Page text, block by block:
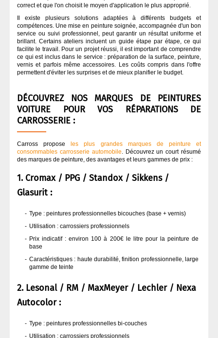
correct et que l'on choisit le moyen d'application le plus approprié.
Il existe plusieurs solutions adaptées à différents budgets et
compétences. Une mise en peinture soignée, accompagnée d'un bon
service ou suivi professionnel, peut garantir un résultat uniforme et
brillant. Certains ateliers incluent un guide étape par étape, ce qui
facilite le travail. Pour un projet réussi, il est important de comprendre
ce qui est inclus dans le service : préparation de la surface, peinture,
vernis et parfois même accessoires. Les coûts compris dans l'offre
permettent d'éviter les surprises et de mieux planifier le budget.
DÉCOUVREZ NOS MARQUES DE PEINTURES
VOITURE POUR VOS RÉPARATIONS DE
CARROSSERIE :
Carross propose
les plus grandes marques de peinture et
consommables carrosserie automobile. Découvrez un court résumé
des marques de peinture, des avantages et leurs gammes de prix :
1. Cromax / PPG / Standox / Sikkens /
Glasurit :
Type : peintures professionnelles bicouches (base + vernis)
Utilisation : carrossiers professionnels
Prix indicatif : environ 100 à 200€ le litre pour la peinture de
base
Caractéristiques : haute durabilité, finition professionnelle, large
gamme de teinte
2. Lesonal / RM / MaxMeyer / Lechler / Nexa
Autocolor :
Type : peintures professionnelles bi-couches
Utilisation : carrossiers professionnels